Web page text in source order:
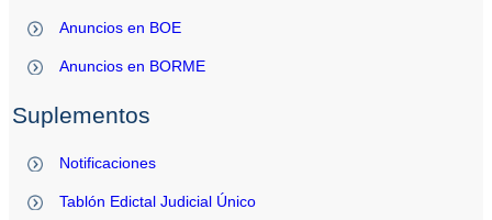
Anuncios en BOE
Anuncios en BORME
Suplementos
Notificaciones
Tablón Edictal Judicial Único